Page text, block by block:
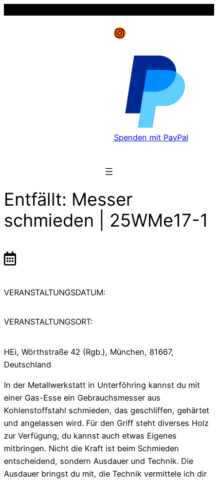
Instagram
Spenden mit PayPal
Entfällt: Messer
schmieden | 25WMe17-1
VERANSTALTUNGSDATUM:
VERANSTALTUNGSORT:
HEi, Wörthstraße 42 (Rgb.), München, 81667,
Deutschland
In der Metallwerkstatt in Unterföhring kannst du mit
einer Gas-Esse ein Gebrauchsmesser aus
Kohlenstoffstahl schmieden, das geschliffen, gehärtet
und angelassen wird. Für den Griff steht diverses Holz
zur Verfügung, du kannst auch etwas Eigenes
mitbringen. Nicht die Kraft ist beim Schmieden
entscheidend, sondern Ausdauer und Technik. Die
Ausdauer bringst du mit, die Technik vermittele ich dir